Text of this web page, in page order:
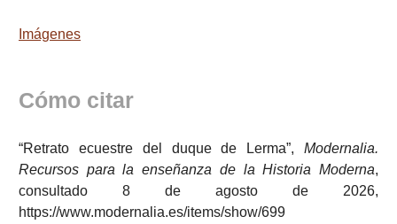
Imágenes
Cómo citar
“Retrato ecuestre del duque de Lerma”, Modernalia.
Recursos para la enseñanza de la Historia Moderna,
consultado 8 de agosto de 2026,
https://www.modernalia.es/items/show/699